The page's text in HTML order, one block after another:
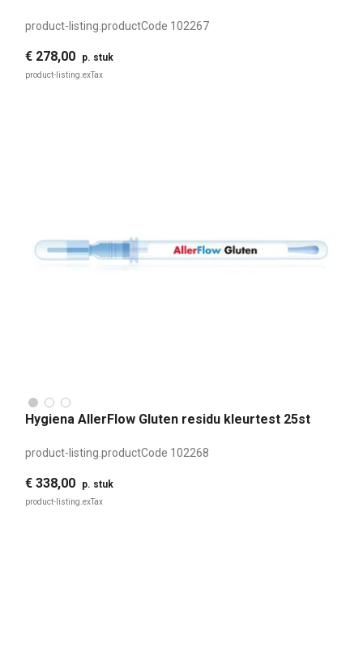
product-listing.productCode 102267
€ 278,00 p. stuk
product-listing.exTax
Hygiena AllerFlow Gluten residu kleurtest 25st
product-listing.productCode 102268
€ 338,00 p. stuk
product-listing.exTax